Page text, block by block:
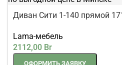
Диван Сити 1-140 прямой
Lama-мебель
2112,00 Br
ОФОРМИТЬ ЗАЯВКУ